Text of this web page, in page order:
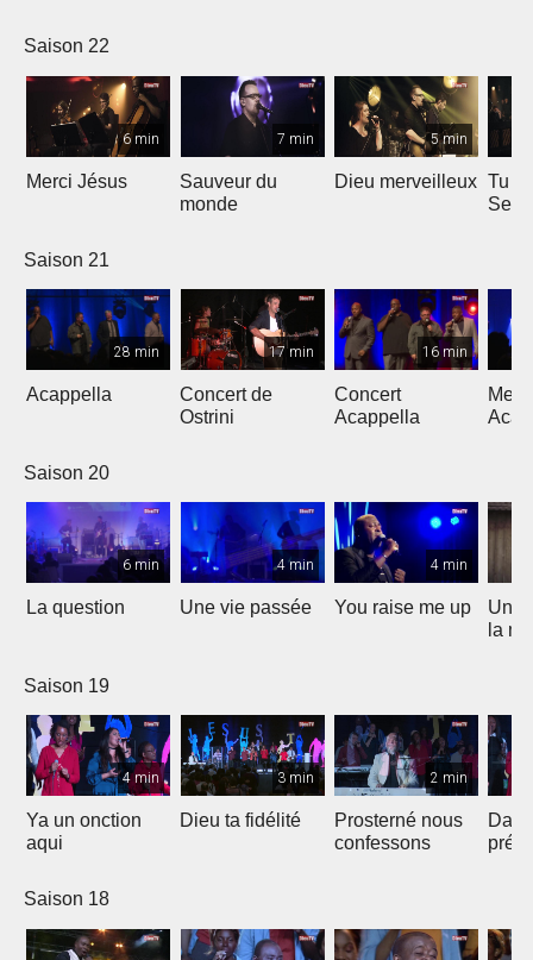
Saison 22
6 min
Merci Jésus
7 min
Sauveur du
monde
5 min
Dieu merveilleux Tu
Saison 21
28 min
Acappella
17 min
Concert de
Ostrini
16 min
Concert
Acappella
Saison 20
6 min
La question
4 min
Une vie passée
4 min
You raise me up
Une
la
Saison 19
4 min
Ya un onction
aqui
3 min
Dieu ta fidélité
2 min
Prosterné nous
confessons
Saison 18